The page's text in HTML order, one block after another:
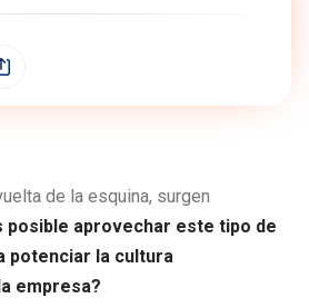
de la esquina, surgen
posible aprovechar este tipo de
potenciar la cultura
empresa?